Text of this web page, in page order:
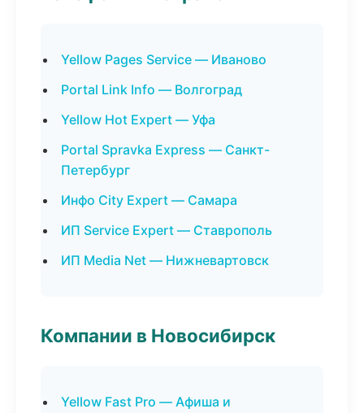
Yellow Pages Service — Иваново
Portal Link Info — Волгоград
Yellow Hot Expert — Уфа
Portal Spravka Express — Санкт-
Петербург
Инфо City Expert — Самара
ИП Service Expert — Ставрополь
ИП Media Net — Нижневартовск
Компании в Новосибирск
Yellow Fast Pro — Афиша и